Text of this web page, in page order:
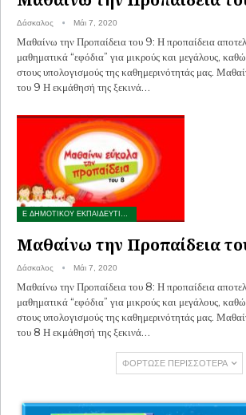
Δάσκαλος Μάι 7, 2020
Μαθαίνω την Προπαίδεια του 9: Η προπαίδεια
μαθηματικά “εφόδια” για μικρούς και μεγάλους,
στους υπολογισμούς της καθημερινότητάς μας.
του 9 Η εκμάθησή της ξεκινά…
Μαθαίνω την Προπαίδεια
Δάσκαλος Μάι 7, 2020
Μαθαίνω την Προπαίδεια του 8: Η προπαίδεια
μαθηματικά “εφόδια” για μικρούς και μεγάλους,
στους υπολογισμούς της καθημερινότητάς μας.
του 8 Η εκμάθησή της ξεκινά…
ΦΌΡΤΩΣΕ ΠΕΡΙΣΣΌΤΕΡΑ